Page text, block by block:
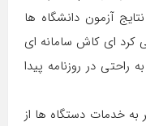
آزمون دانشگاه ها
کرد ای کاش سامانه ای
در روزنامه پیدا
خدمات دستگاه ها از